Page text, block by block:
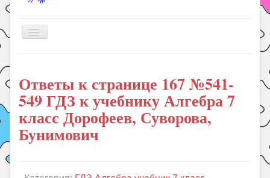
Включить/
Книги
Рукоделие
Подготовка к школе
Уроки
Ответы к странице 167 №541-
549 ГДЗ к учебнику Алгебра 7
класс Дорофеев, Суворова,
Бунимович